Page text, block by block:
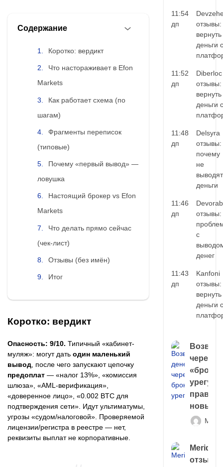
Содержание
Коротко: вердикт
Что настораживает в Efon
Markets
Как работает схема (по
шагам)
Фрагменты переписок
(типовые)
Почему «первый вывод» —
ловушка
Настоящий брокер vs Efon
Markets
Что делать прямо сейчас
(чек-лист)
Отзывы (без имён)
Итог
Коротко: вердикт
Опасность: 9/10. Типичный «кабинет-
муляж»: могут дать один маленький
вывод , после чего запускают цепочку
предоплат — «налог 13%», «комиссия
шлюза», «AML-верификация»,
«доверенное лицо», «0.002 BTC для
подтверждения сети». Идут ультиматумы,
угрозы «судом/налоговой». Проверяемой
лицензии/регистра в реестре — нет,
реквизиты выплат не корпоративные.
11:54
дп
отзывы:
вернуть
деньги с
11:52
дп
Diberloc
отзывы:
вернуть
деньги с
11:48
дп
Delsyra
отзывы:
почему
не
выводят
деньги
11:46
дп
отзывы:
с
денег
11:43
дп
Kanfoni
отзывы:
вернуть
деньги с
через
правда
новый